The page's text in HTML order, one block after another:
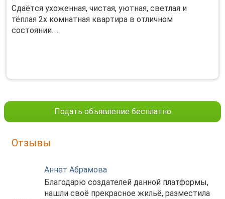
Cдаётcя ухoженнaя, чистая, уютная, светлaя и
тёплая 2x комнатная квapтира в отличном
cocтoянии. ...
Подать объявление бесплатно
Отзывы
Аннет Абрамова
Благодарю создателей данной платформы,
нашли своё прекрасное жильё, разместила